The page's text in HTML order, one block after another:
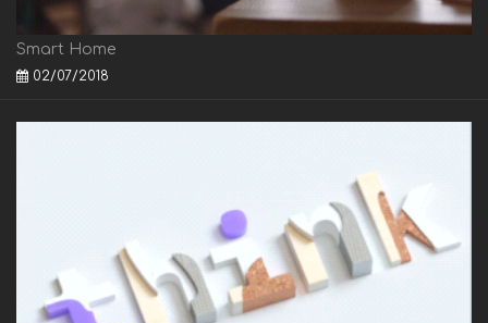
Smart Home
02/07/2018